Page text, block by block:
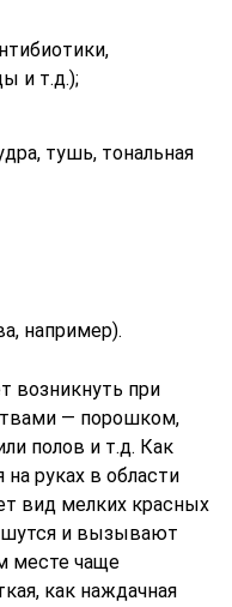
и т.д.);
тушь, тональная
например).
возникнуть при
— порошком,
полов и т.д. Как
на руках в области
вид мелких красных
и вызывают
месте чаще
как наждачная